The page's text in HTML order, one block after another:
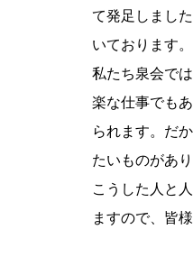
て発足しまし
いております
私たち泉会で
楽な仕事でも
られます。だ
たいものがあり
こうした人と
ますので、皆